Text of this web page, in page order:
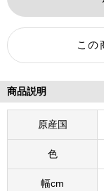
商品説明
原産国
色
幅cm